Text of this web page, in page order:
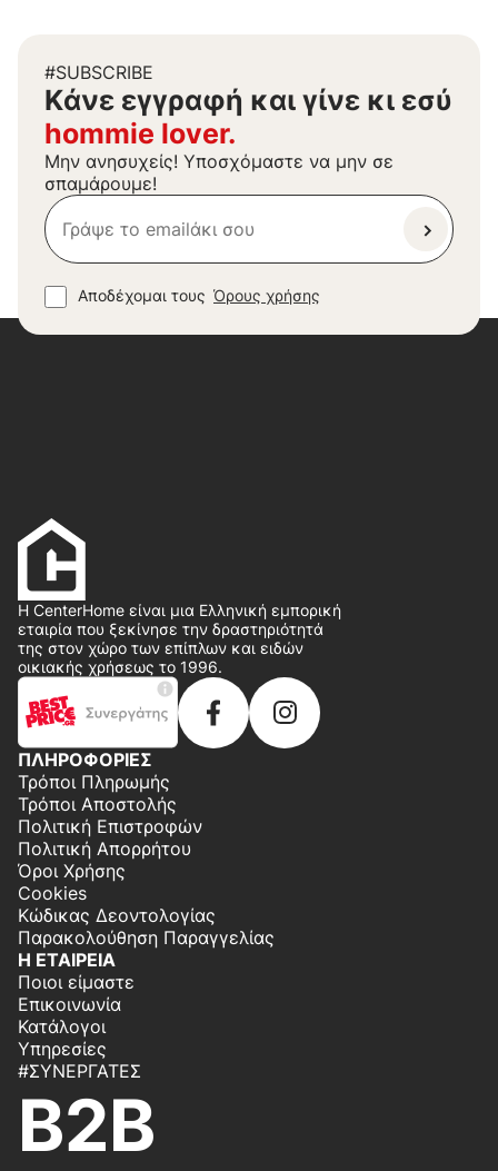
#SUBSCRIBE
Kάνε εγγραφή και γίνε κι εσύ
hommie lover.
Μην ανησυχείς! Υποσχόμαστε να μην σε
σπαμάρουμε!
Αποδέχομαι τους Όρους χρήσης
Η CenterHome είναι μια Ελληνική εμπορική
εταιρία που ξεκίνησε την δραστηριότητά
της στον χώρο των επίπλων και ειδών
οικιακής χρήσεως το 1996.
ΠΛΗΡΟΦΟΡΙΕΣ
Τρόποι Πληρωμής
Τρόποι Αποστολής
Πολιτική Επιστροφών
Πολιτική Απορρήτου
Όροι Χρήσης
Cookies
Κώδικας Δεοντολογίας
Παρακολούθηση Παραγγελίας
Η ΕΤΑΙΡΕΙΑ
Ποιοι είμαστε
Επικοινωνία
Κατάλογοι
Υπηρεσίες
#ΣΥΝΕΡΓΆΤΕΣ
B2B